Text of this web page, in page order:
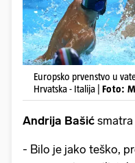
Europsko prvenstvo u
Hrvatska - Italija | Foto:
Andrija Bašić
- Bilo je jako teško,